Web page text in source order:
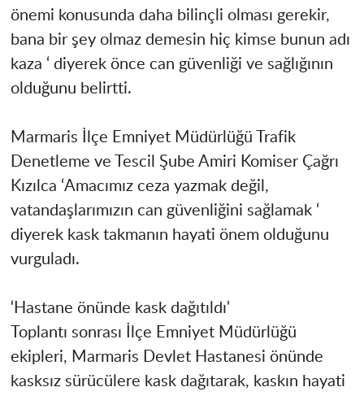
önemi konusunda daha bilinçli olması gerekir,
bana bir şey olmaz demesin hiç kimse bunun adı
kaza ‘ diyerek önce can güvenliği ve sağlığının
olduğunu belirtti.
Marmaris İlçe Emniyet Müdürlüğü Trafik
Denetleme ve Tescil Şube Amiri Komiser Çağrı
Kızılca ‘Amacımız ceza yazmak değil,
vatandaşlarımızın can güvenliğini sağlamak ‘
diyerek kask takmanın hayati önem olduğunu
vurguladı.
‘Hastane önünde kask dağıtıldı'
Toplantı sonrası İlçe Emniyet Müdürlüğü
ekipleri, Marmaris Devlet Hastanesi önünde
kasksız sürücülere kask dağıtarak, kaskın hayati